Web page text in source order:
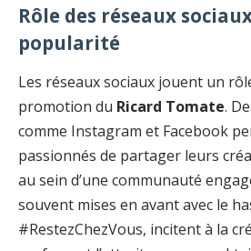
Rôle des réseaux
popularité
Les réseaux sociaux jouent un
promotion du Ricard Tomate.
comme Instagram et Facebook
passionnés de partager leurs
au sein d’une communauté
souvent mises en avant avec le
#RestezChezVous, incitent à la